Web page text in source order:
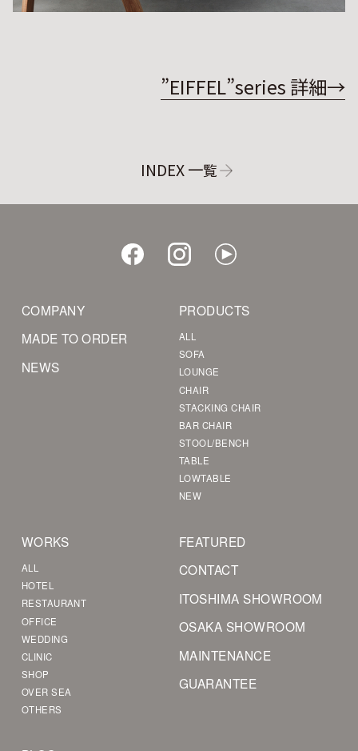
”EIFFEL”series 詳細→
INDEX 一覧
COMPANY
MADE TO ORDER
NEWS
PRODUCTS
ALL
SOFA
LOUNGE
CHAIR
STACKING CHAIR
BAR CHAIR
STOOL/BENCH
TABLE
LOWTABLE
NEW
WORKS
ALL
HOTEL
RESTAURANT
OFFICE
WEDDING
CLINIC
SHOP
OVER SEA
OTHERS
FEATURED
CONTACT
ITOSHIMA SHOWROOM
OSAKA SHOWROOM
MAINTENANCE
GUARANTEE